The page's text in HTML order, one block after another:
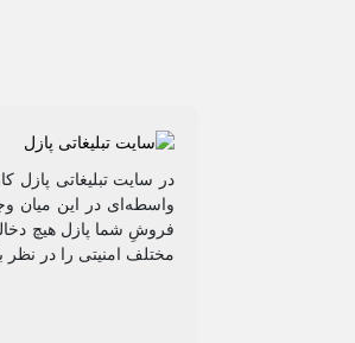
در سایت تبلیغاتی پازل
واسطه‌ای در این میان
فروشِ شما پازل هیچ
مختلف امنیتی را در نظر